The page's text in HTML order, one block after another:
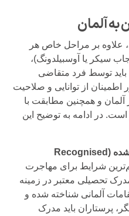
آلمان
علاوه بر مراحل خاص هر
سیکر یا آوسبیلدونگ)،
توسط فرد متقاضی
از توانایی و صلاحیت
و همچنین مطابقت با
در ادامه به توضیح این
صلاحیت شناخته و تایید شده (Recognised
شرایط برای مهاجرت
تحصیلی معتبر در زمینه
آلمانی شناخته شده و
پرستاران باید مدرک